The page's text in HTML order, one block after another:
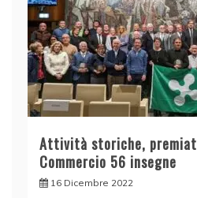
Attività storiche,
Commercio 56 insegne
16 Dicembre 2022